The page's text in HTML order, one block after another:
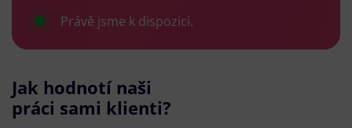
Právě jsme k dispozici.
Jak hodnotí naši
práci sami klienti?